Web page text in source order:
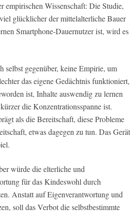
empirischen Wissenschaft: Die Studie,
glücklicher der mittelalterliche Bauer
Smartphone-Dauernutzer ist, wird es
selbst gegenüber, keine Empirie, um
das eigene Gedächtnis funktioniert,
ist, Inhalte auswendig zu lernen
die Konzentrationsspanne ist.
als die Bereitschaft, diese Probleme
etwas dagegen zu tun. Das Gerät
würde die elterliche und
für das Kindeswohl durch
Anstatt auf Eigenverantwortung und
soll das Verbot die selbstbestimmte